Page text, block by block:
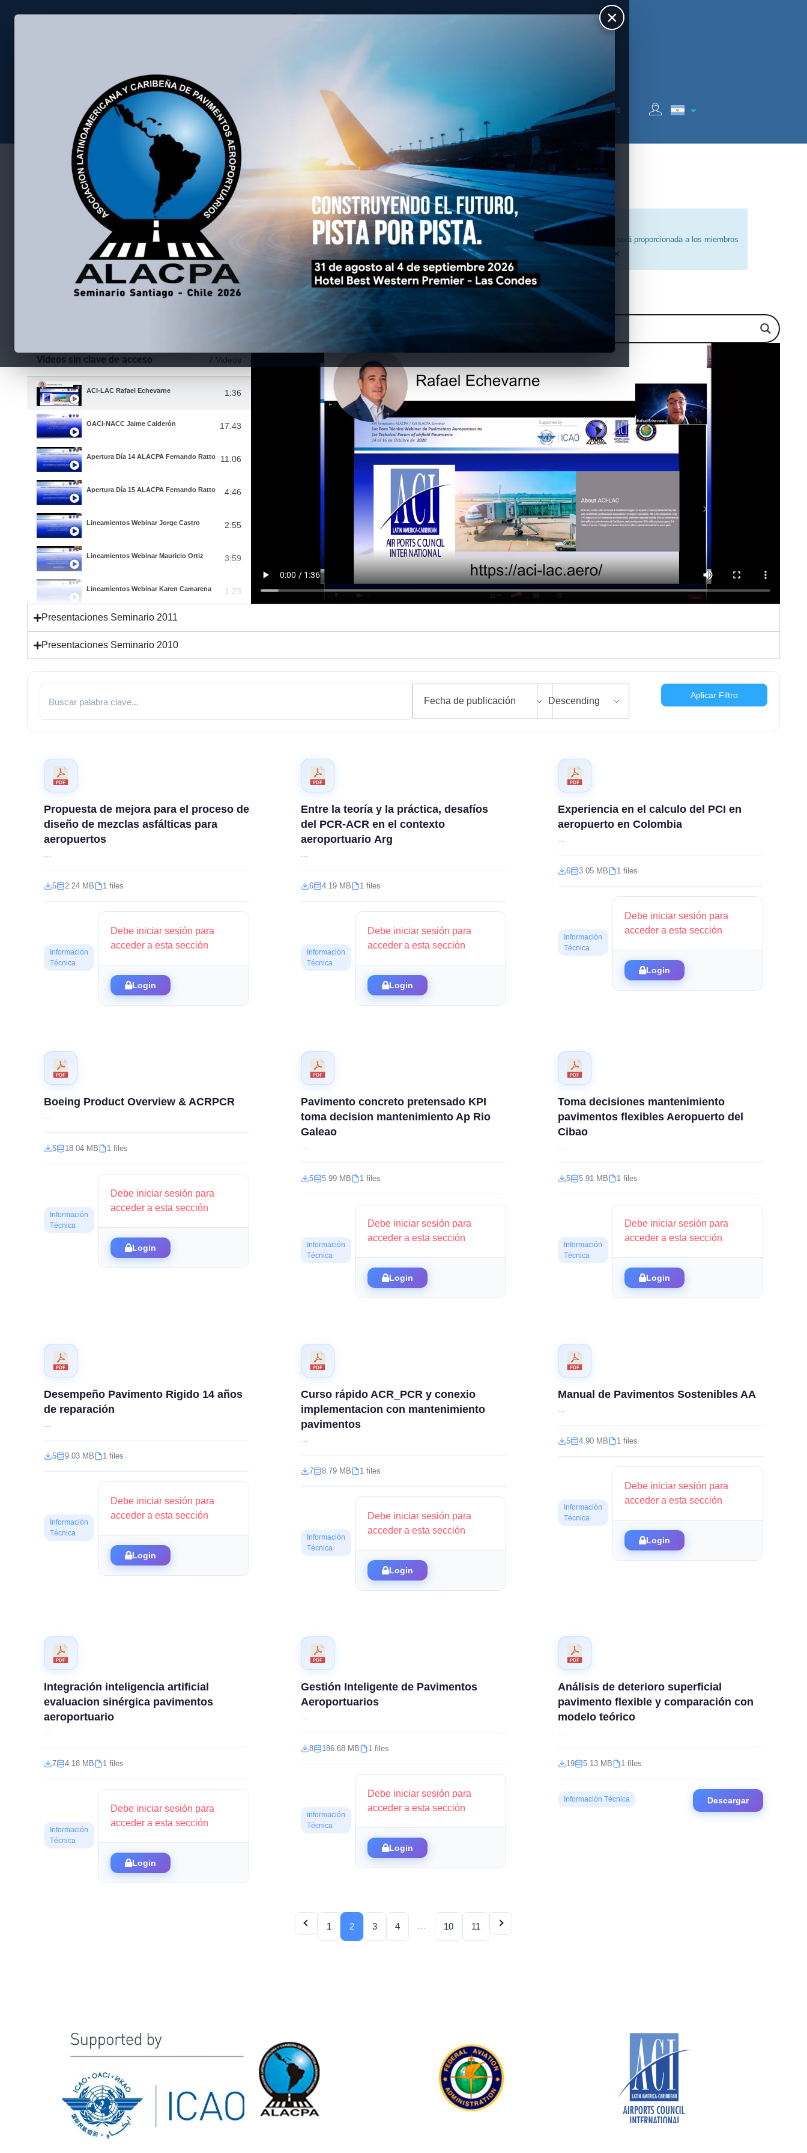
×
Home Seminario 2026 Consejo Directivo Eventos
Auspiciantes
Membresías
Información Técnica
Atención
Las presentaciones de nuestros seminarios siempre se publican en nuestra página web, próximamente los archivos *.pdf, tendrán clave de acceso que solo será proporcionada a los miembros
de ALACPA, aproveche los beneficios, inscríbase como Socio Individual o Comercial, asegure su acceso a tan importante información de carácter técnico.
×
Videos sin clave de acceso 7 Videos
ACI-LAC Rafael Echevarne 1:36
OACI-NACC Jaime Calderón 17:43
Apertura Día 14 ALACPA Fernando Ratto 11:06
Apertura Día 15 ALACPA Fernando Ratto 4:46
Lineamientos Webinar Jorge Castro 2:55
Lineamientos Webinar Mauricio Ortiz 3:59
Lineamientos Webinar Karen Camarena 1:23
Presentaciones Seminario 2011
Presentaciones Seminario 2010
Aplicar Filtro
Propuesta de mejora para el proceso de
diseño de mezclas asfálticas para
aeropuertos
5 2.24 MB 1 files
Información
Técnica
Debe iniciar sesión para
acceder a esta sección
Login
Entre la teoría y la práctica, desafíos
del PCR-ACR en el contexto
aeroportuario Arg
6 4.19 MB 1 files
Información
Técnica
Debe iniciar sesión para
acceder a esta sección
Login
Experiencia en el calculo del PCI en
aeropuerto en Colombia
6 3.05 MB 1 files
Información
Técnica
Debe iniciar sesión para
acceder a esta sección
Login
Boeing Product Overview & ACRPCR
5 18.04 MB 1 files
Información
Técnica
Debe iniciar sesión para
acceder a esta sección
Login
Pavimento concreto pretensado KPI
toma decision mantenimiento Ap Rio
Galeao
5 5.99 MB 1 files
Información
Técnica
Debe iniciar sesión para
acceder a esta sección
Login
Toma decisiones mantenimiento
pavimentos flexibles Aeropuerto del
Cibao
5 5.91 MB 1 files
Información
Técnica
Debe iniciar sesión para
acceder a esta sección
Login
Desempeño Pavimento Rigido 14 años
de reparación
5 9.03 MB 1 files
Información
Técnica
Debe iniciar sesión para
acceder a esta sección
Login
Curso rápido ACR_PCR y conexio
implementacion con mantenimiento
pavimentos
7 8.79 MB 1 files
Información
Técnica
Debe iniciar sesión para
acceder a esta sección
Login
Manual de Pavimentos Sostenibles AA
5 4.90 MB 1 files
Información
Técnica
Debe iniciar sesión para
acceder a esta sección
Login
Integración inteligencia artificial
evaluacion sinérgica pavimentos
aeroportuario
7 4.18 MB 1 files
Información
Técnica
Debe iniciar sesión para
acceder a esta sección
Login
Gestión Inteligente de Pavimentos
Aeroportuarios
8 186.68 MB 1 files
Información
Técnica
Debe iniciar sesión para
acceder a esta sección
Login
Análisis de deterioro superficial
pavimento flexible y comparación con
modelo teórico
19 5.13 MB 1 files
Información Técnica Descargar
1 2 3 4 … 10 11